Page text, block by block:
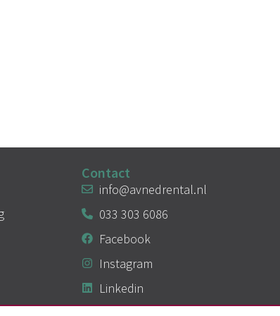
Contact
info@avnedrental.nl
033 303 6086
Facebook
Instagram
Linkedin